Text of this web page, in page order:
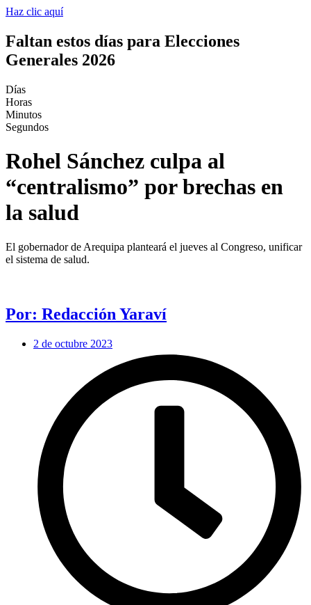
Haz clic aquí
Faltan estos días para Elecciones
Generales 2026
Días
Horas
Minutos
Segundos
Rohel Sánchez culpa al
“centralismo” por brechas en
la salud
El gobernador de Arequipa planteará el jueves al Congreso, unificar
el sistema de salud.
Por: Redacción Yaraví
2 de octubre 2023